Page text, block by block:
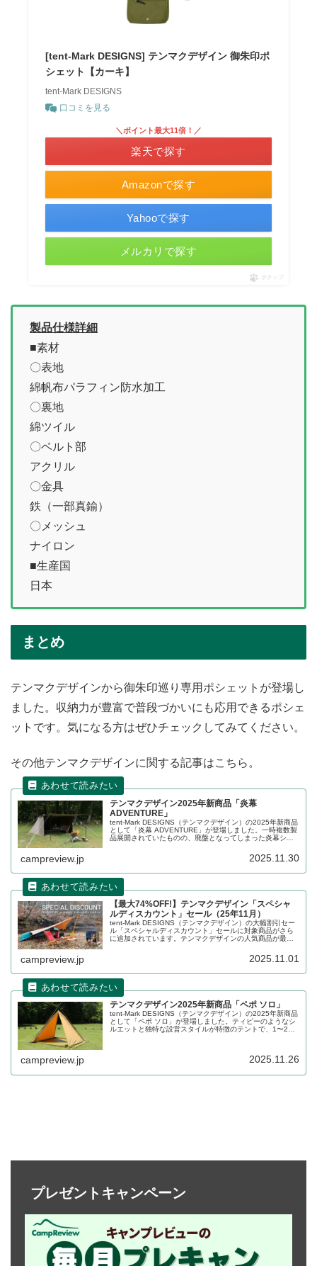
[tent-Mark DESIGNS] テンマクデザイン 御朱印ポ
シェット【カーキ】
tent-Mark DESIGNS
口コミを見る
Amazonで探す
＼ポイント最大11倍！／
楽天で探す
Yahooで探す
メルカリで探す
ポチップ
製品仕様詳細
■素材
〇表地
綿帆布パラフィン防水加工
〇裏地
綿ツイル
〇ベルト部
アクリル
〇金具
鉄（一部真鍮）
〇メッシュ
ナイロン
■生産国
日本
まとめ
テンマクデザインから御朱印巡り専用ポシェットが登場し
ました。収納力が豊富で普段づかいにも応用できるポシェ
ットです。気になる方はぜひチェックしてみてください。
その他テンマクデザインに関する記事はこちら。
テンマクデザイン2025年新商品「炎幕
ADVENTURE」
tent-Mark DESIGNS（テンマクデザイン）の2025年新商品
として「炎幕 ADVENTURE」が登場しました。一時複数製
品展開されていたものの、廃盤となってしまった炎幕シリ
campreview.jp 2025.11.30
【最大74%OFF!】テンマクデザイン「スペシャ
ルディスカウント」セール（25年11月）
tent-Mark DESIGNS（テンマクデザイン）の大幅割引セー
ル「スペシャルディスカウント」セールに対象商品がさら
に追加されています。テンマクデザインの人気商品が最大
campreview.jp 2025.11.01
テンマクデザイン2025年新商品「ペポ ソロ」
tent-Mark DESIGNS（テンマクデザイン）の2025年新商品
として「ペポ ソロ」が登場しました。ティピーのようなシ
ルエットと独特な設営スタイルが特徴のテントで、1〜2人
campreview.jp 2025.11.26
プレゼントキャンペーン